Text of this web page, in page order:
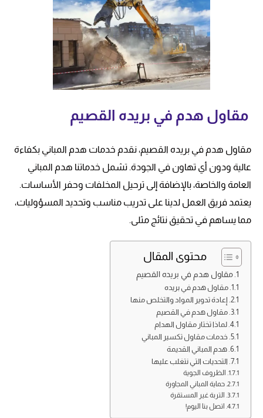
مقاول هدم في بريده القصيم
مقاول هدم في بريده القصيم، نقدم خدمات هدم المباني بكفاءة
عالية ودون أي تهاون في الجودة. تشمل خدماتنا هدم المباني
العامة والخاصة، بالإضافة إلى ترحيل المخلفات وحفر الأساسات.
يعتمد فريق العمل لدينا على تدريب مناسب وتحديد المسؤوليات،
مما يساهم في تحقيق نتائج مثلى.
محتوى المقال
مقاول هدم في بريده القصيم
مقاول هدم في بريده
إعادة تدوير المواد والتخلص منها
مقاول هدم في القصيم
لماذا تختار مقاول الهدام
خدمات مقاول تكسير المباني
هدم المباني القديمة
التحديات التي نتغلب عليها
الظروف الجوية
حماية المباني المجاورة
التربة غير المستقرة
اتصل بنا اليوم!